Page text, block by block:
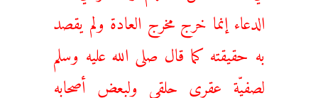
الدعاء إنما خرج مخرج العادة ولم يقصد
به حقيقته كما قال صلى الله عليه وسلم
لصفيّة عقرى حلقى ولبعض أصحابه